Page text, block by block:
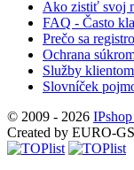
Ako zistiť svoj
FAQ - Často
Prečo sa
Ochrana
Služby klientom
Slovníček
© 2009 - 2026 IPshop
Created by EURO-